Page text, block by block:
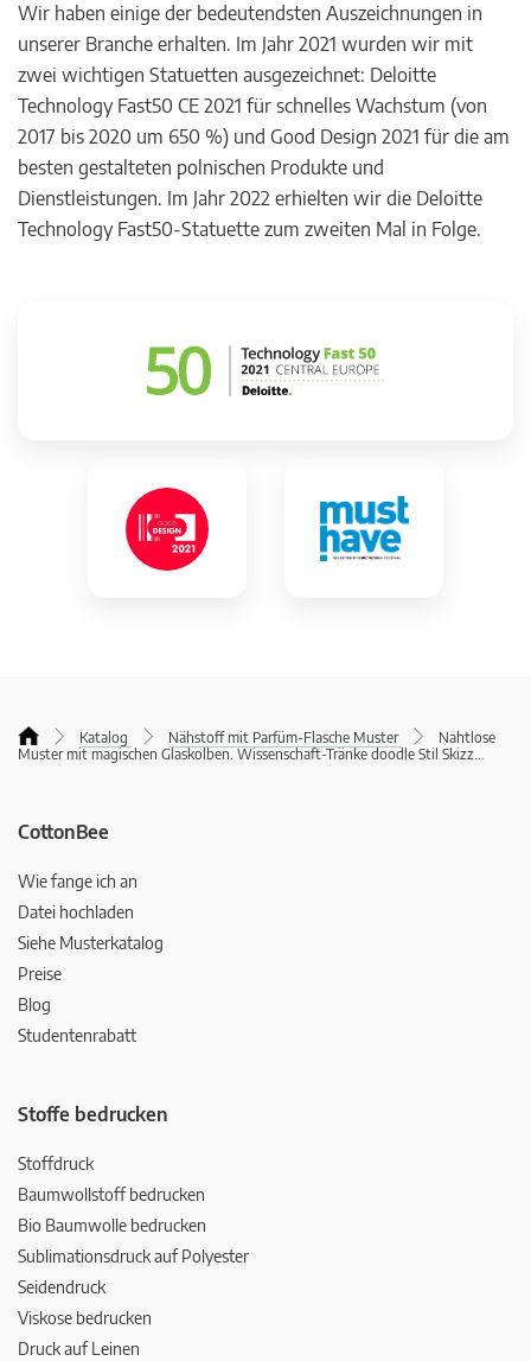
Wir haben einige der bedeutendsten Auszeichnungen in
unserer Branche erhalten. Im Jahr 2021 wurden wir mit
zwei wichtigen Statuetten ausgezeichnet: Deloitte
Technology Fast50 CE 2021 für schnelles Wachstum (von
2017 bis 2020 um 650 %) und Good Design 2021 für die am
besten gestalteten polnischen Produkte und
Dienstleistungen. Im Jahr 2022 erhielten wir die Deloitte
Technology Fast50-Statuette zum zweiten Mal in Folge.
Katalog Nähstoff mit Parfüm-Flasche Muster
Nahtlose
Muster mit magischen Glaskolben. Wissenschaft-Tränke doodle Stil Skizz...
CottonBee
Wie fange ich an
Datei hochladen
Siehe Musterkatalog
Preise
Blog
Studentenrabatt
Stoffe bedrucken
Stoffdruck
Baumwollstoff bedrucken
Bio Baumwolle bedrucken
Sublimationsdruck auf Polyester
Seidendruck
Viskose bedrucken
Druck auf Leinen